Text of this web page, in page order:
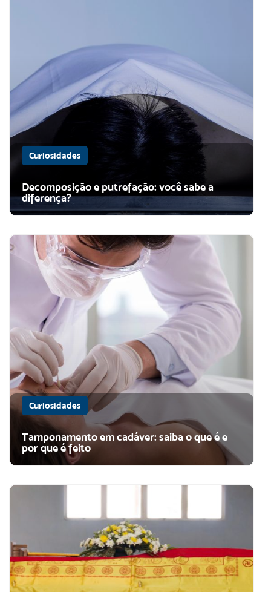
Curiosidades
Decomposição e putrefação: você sabe a
diferença?
Curiosidades
Tamponamento em cadáver: saiba o que é e
por que é feito